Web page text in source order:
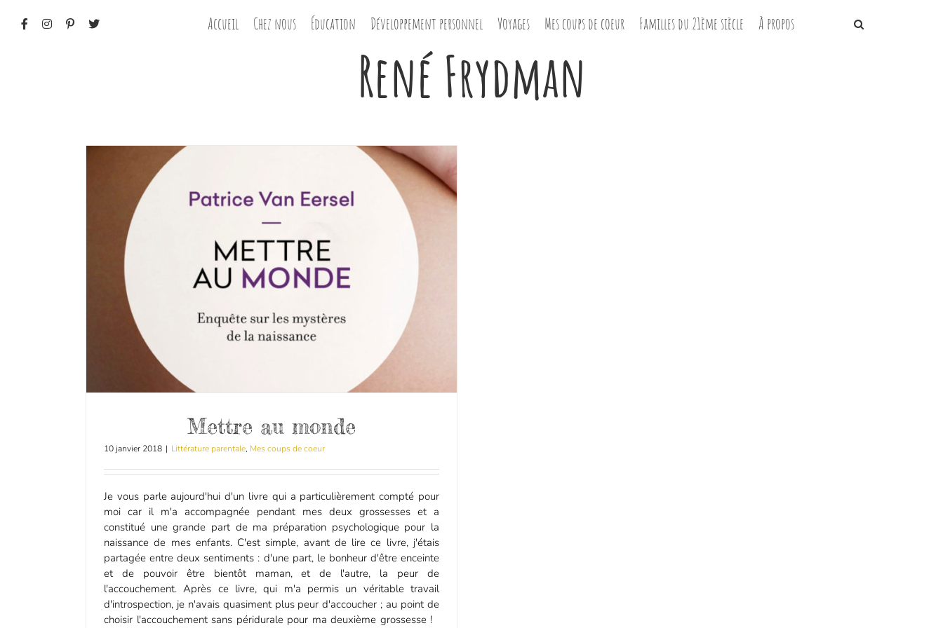
Accueil Chez nous Éducation Développement personnel Voyages Mes coups de coeur Familles du 21ème siècle À propos
René Frydman
Mettre au monde
10 janvier 2018 | Littérature parentale, Mes coups de coeur
Je vous parle aujourd'hui d'un livre qui a particulièrement compté pour
moi car il m'a accompagnée pendant mes deux grossesses et a
constitué une grande part de ma préparation psychologique pour la
naissance de mes enfants. C'est simple, avant de lire ce livre, j'étais
partagée entre deux sentiments : d'une part, le bonheur d'être enceinte
et de pouvoir être bientôt maman, et de l'autre, la peur de
l'accouchement. Après ce livre, qui m'a permis un véritable travail
d'introspection, je n'avais quasiment plus peur d'accoucher ; au point de
choisir l'accouchement sans péridurale pour ma deuxième grossesse !